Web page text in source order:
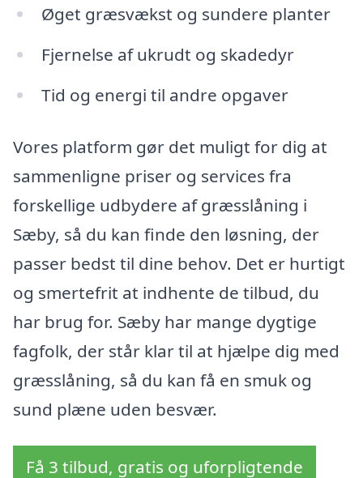
Øget græsvækst og sundere planter
Fjernelse af ukrudt og skadedyr
Tid og energi til andre opgaver
Vores platform gør det muligt for dig at
sammenligne priser og services fra
forskellige udbydere af græsslåning i
Sæby, så du kan finde den løsning, der
passer bedst til dine behov. Det er hurtigt
og smertefrit at indhente de tilbud, du
har brug for. Sæby har mange dygtige
fagfolk, der står klar til at hjælpe dig med
græsslåning, så du kan få en smuk og
sund plæne uden besvær.
Få 3 tilbud, gratis og uforpligtende